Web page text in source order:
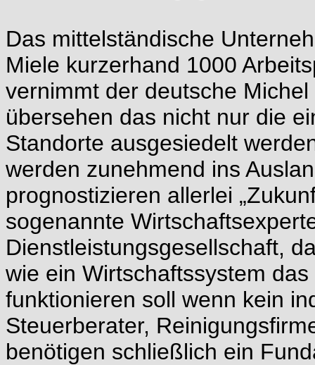
Das mittelständische
Miele kurzerhand 1000
vernimmt der deutsche
übersehen das nicht nur die
Standorte ausgesiedelt
werden zunehmend ins
prognostizieren allerlei
sogenannte
Dienstleistungsgesellschaft,
wie ein Wirtschaftssystem
funktionieren soll wenn kein
Steuerberater,
benötigen schließlich ein